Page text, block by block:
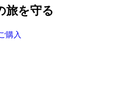
旅を守る
購入